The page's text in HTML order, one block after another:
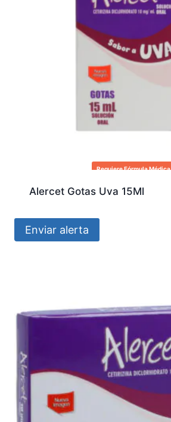
Requiere Fórmula Médica
Alercet Gotas Uva 15Ml
Enviar alerta